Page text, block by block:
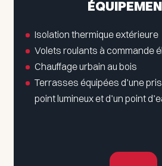
Isolation thermique extérieure
Volets roulants à commande
Chauffage urbain au bois
Terrasses équipées d’une
point lumineux et d’un point